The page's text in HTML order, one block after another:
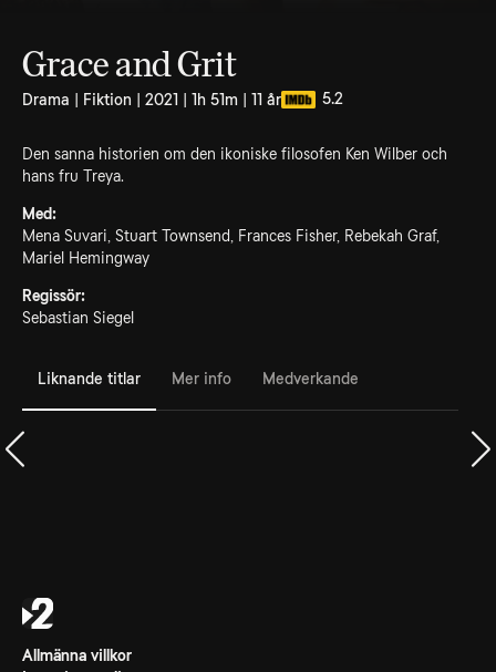
Grace and Grit
Drama | Fiktion | 2021 | 1h 51m | 11 år 5.2
Den sanna historien om den ikoniske filosofen Ken Wilber och
hans fru Treya.
Med:
Mena Suvari, Stuart Townsend, Frances Fisher, Rebekah Graf,
Mariel Hemingway
Regissör:
Sebastian Siegel
Liknande titlar Mer info Medverkande
Allmänna villkor